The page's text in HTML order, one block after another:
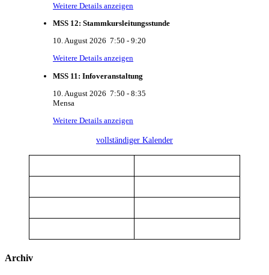
Weitere Details anzeigen
MSS 12: Stammkursleitungsstunde
10. August 2026 7:50 - 9:20
Weitere Details anzeigen
MSS 11: Infoveranstaltung
10. August 2026 7:50 - 8:35
Mensa
Weitere Details anzeigen
vollständiger Kalender
Archiv